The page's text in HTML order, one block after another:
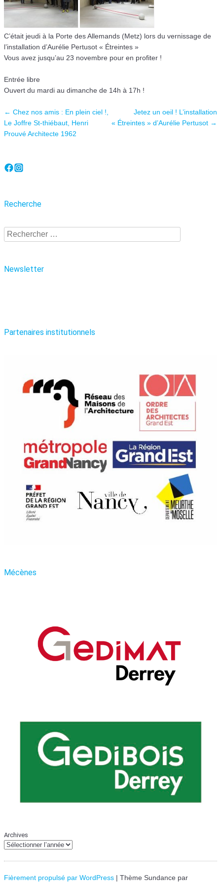
C’était jeudi à la Porte des Allemands (Metz) lors du vernissage de
l’installation d’Aurélie Pertusot « Étreintes »
Vous avez jusqu’au 23 novembre pour en profiter !
Entrée libre
Ouvert du mardi au dimanche de 14h à 17h !
Navigation des articles
← Chez nos amis : En plein ciel !,
Le Joffre St-thiébaut, Henri
Prouvé Architecte 1962
Jetez un oeil ! L’installation
« Étreintes » d’Aurélie Pertusot →
Recherche
Recherche
Newsletter
Partenaires institutionnels
Mécènes
Archives
Fièrement propulsé par WordPress | Thème Sundance par